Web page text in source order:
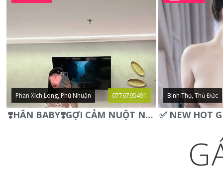
Phan Xích Long, Phú Nhuận 0776795491
❣️HÂN BABY❣️GỢI CẢM NUỘT NÀ DÁNG SON XINH XINH QUYẾN RŨ
Bình Thọ, Thủ Đức